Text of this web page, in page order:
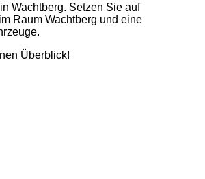
Wachtberg. Setzen Sie auf
Raum Wachtberg und eine
Überblick!